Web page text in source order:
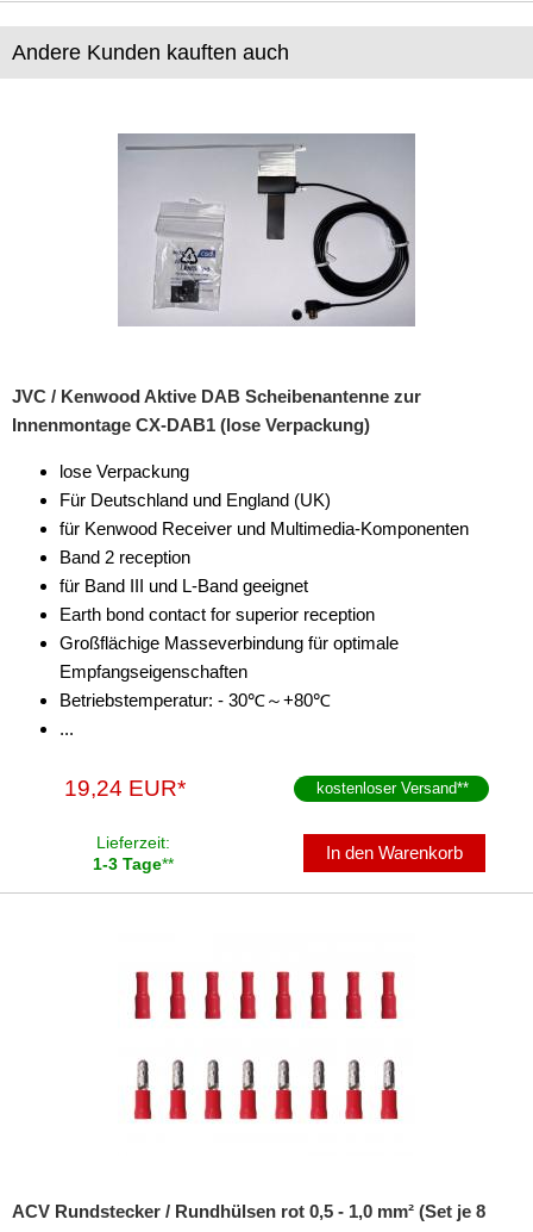
Andere Kunden kauften auch
JVC / Kenwood Aktive DAB Scheibenantenne zur
Innenmontage CX-DAB1 (lose Verpackung)
lose Verpackung
Für Deutschland und England (UK)
für Kenwood Receiver und Multimedia-Komponenten
Band 2 reception
für Band III und L-Band geeignet
Earth bond contact for superior reception
Großflächige Masseverbindung für optimale
Empfangseigenschaften
Betriebstemperatur: - 30℃～+80℃
...
19,24 EUR* kostenloser Versand**
Lieferzeit:
1-3 Tage**
In den Warenkorb
ACV Rundstecker / Rundhülsen rot 0,5 - 1,0 mm² (Set je 8